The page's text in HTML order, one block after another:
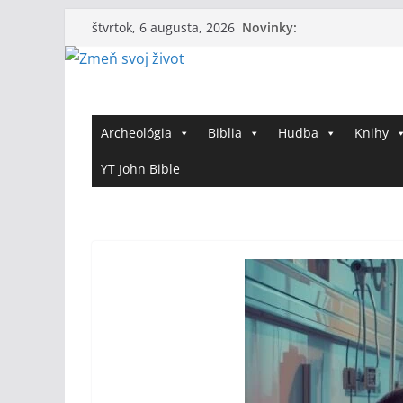
to
štvrtok, 6 augusta, 2026 Novinky:
Archeológia Biblia Hudba Knihy
YT John Bible